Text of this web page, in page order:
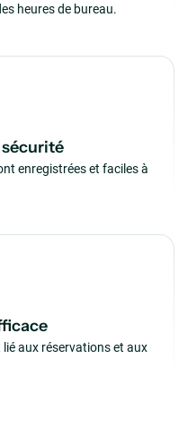
heures de bureau.
sécurité
enregistrées et faciles à
aux réservations et aux